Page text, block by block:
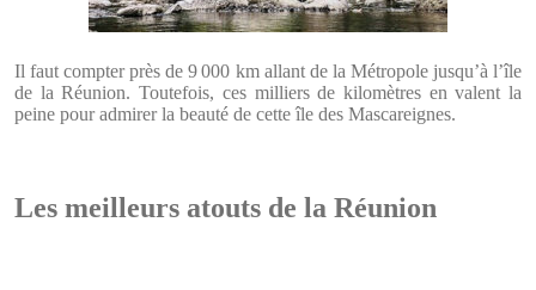
Il faut compter près de 9 000 km allant de la Métropole jusqu’à l’île
de la Réunion. Toutefois, ces milliers de kilomètres en valent la
peine pour admirer la beauté de cette île des Mascareignes.
Les meilleurs atouts de la Réunion